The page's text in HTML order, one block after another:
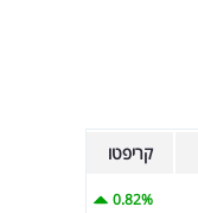
קריפטו
0.82%